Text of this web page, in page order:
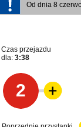
Od dnia 8
Czas przejazdu
dla: 3:38
2